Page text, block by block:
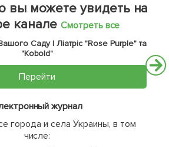
вы можете увидеть на
канале Смотреть все
Саду | Ліатріс "Rose Purple" та
"Kobold"
Перейти
журнал
города и села Украины, в том
числе: